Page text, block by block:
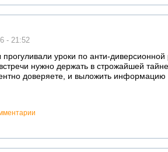
- 21:52
уроки по анти-диверсионной
нужно держать в строжайшей
доверяете, и выложить